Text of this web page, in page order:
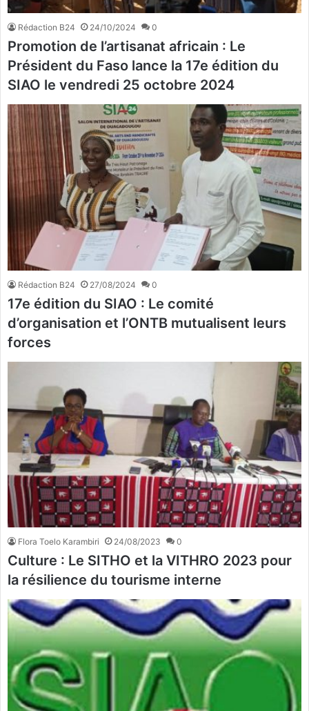
Rédaction B24 24/10/2024 0
Promotion de l’artisanat africain : Le
Président du Faso lance la 17e édition du
SIAO le vendredi 25 octobre 2024
Rédaction B24 27/08/2024 0
17e édition du SIAO : Le comité
d’organisation et l’ONTB mutualisent leurs
forces
Flora Toelo Karambiri 24/08/2023 0
Culture : Le SITHO et la VITHRO 2023 pour
la résilience du tourisme interne